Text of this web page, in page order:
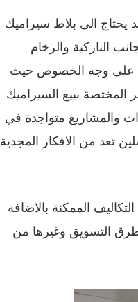
الى بلاط سيراميك
الباركية والرخام
على وجه الخصوص حيث
المختصة ببيع السيراميك
والمشاريع متواجدة في
تعد من الافكار المجدية
الممكنة بالاضافة
التسويق وغيرها من